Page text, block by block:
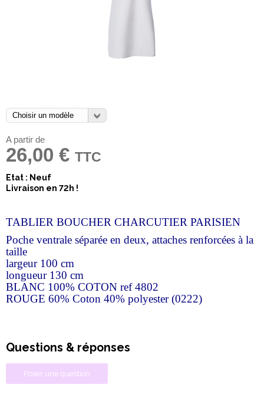
A partir de
26,00 € TTC
Etat : Neuf
Livraison en 72h !
TABLIER BOUCHER CHARCUTIER PARISIEN
Poche ventrale séparée en deux, attaches renforcées à la
taille
largeur 100 cm
longueur 130 cm
BLANC 100% COTON ref 4802
ROUGE 60% Coton 40% polyester (0222)
Questions & réponses
Poser une question